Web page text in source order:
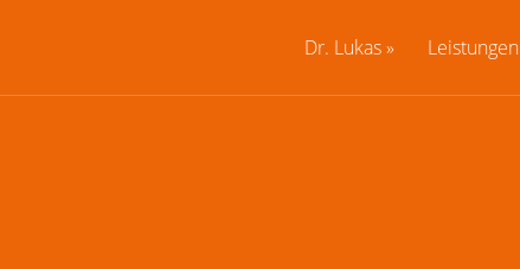
Dr. Lukas Leistungen